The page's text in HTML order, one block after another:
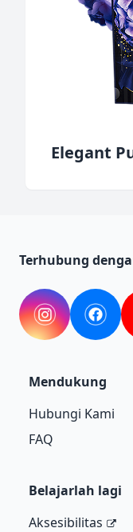
Elegant
Terhubung
Instagram
Mendukung
Hubungi Kami
FAQ
Belajarlah lagi
Aksesibilitas